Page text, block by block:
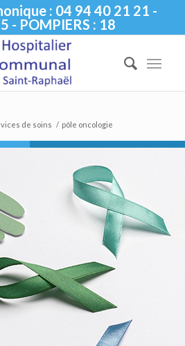
: 04 94 40 21 21 -
- POMPIERS : 18
de soins / pôle oncologie